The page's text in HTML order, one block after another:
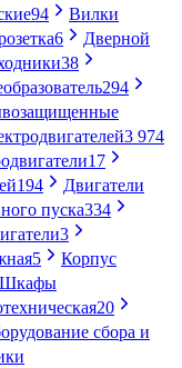
94
Вилки
6
Дверной
38
294
3 974
17
194
Двигатели
пуска334
3
5
Корпус
Шкафы
20
сбора и